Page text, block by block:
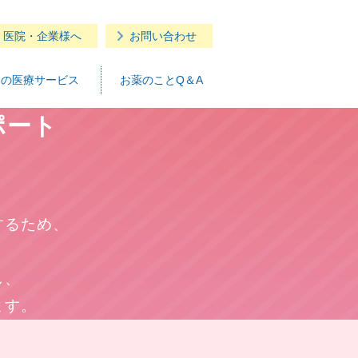
医療サービス お薬のことQ＆A
医院・企業様へ お問い合わせ
ト
ため、
。